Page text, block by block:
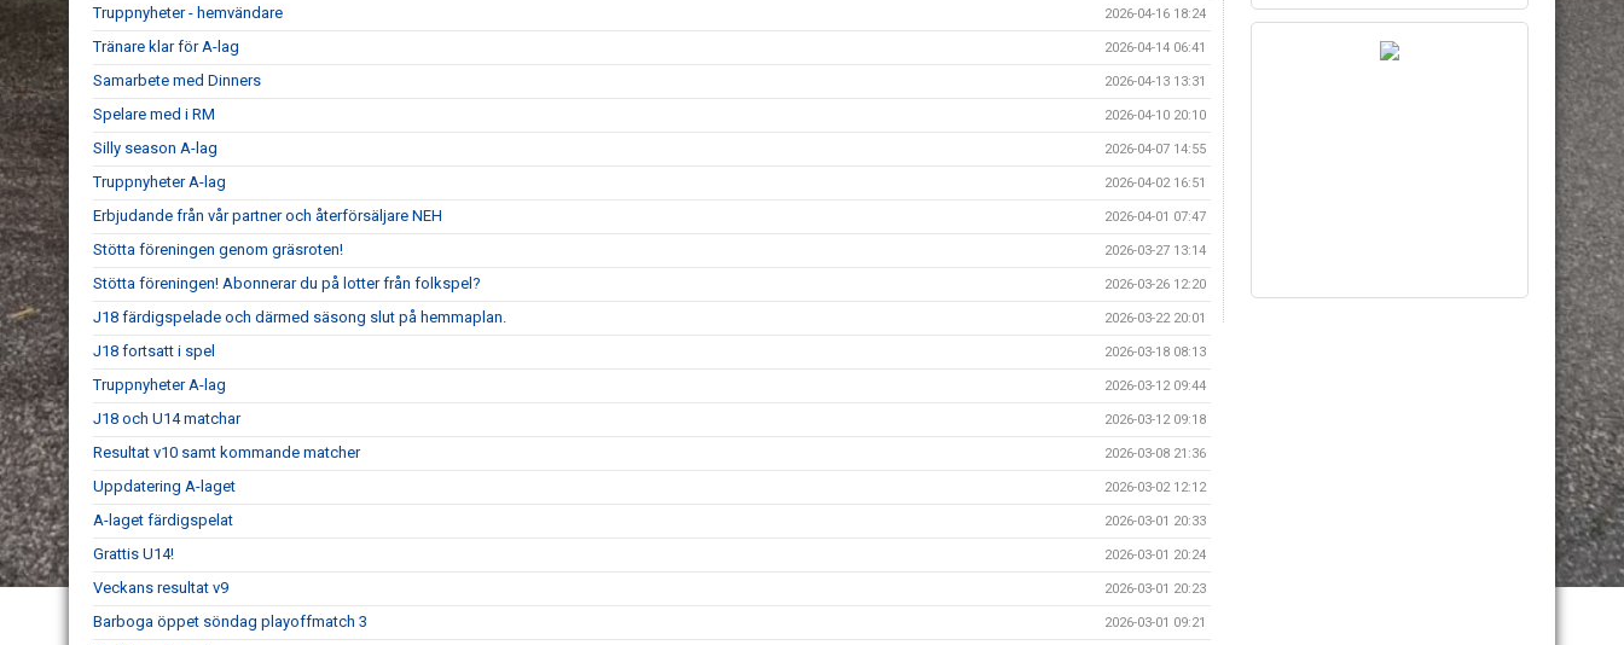
Truppnyheter - hemvändare 2026-04-16 18:24
Tränare klar för A-lag 2026-04-14 06:41
Samarbete med Dinners 2026-04-13 13:31
Spelare med i RM 2026-04-10 20:10
Silly season A-lag 2026-04-07 14:55
Truppnyheter A-lag 2026-04-02 16:51
Erbjudande från vår partner och återförsäljare NEH 2026-04-01 07:47
Stötta föreningen genom gräsroten! 2026-03-27 13:14
Stötta föreningen! Abonnerar du på lotter från folkspel? 2026-03-26 12:20
J18 färdigspelade och därmed säsong slut på hemmaplan. 2026-03-22 20:01
J18 fortsatt i spel 2026-03-18 08:13
Truppnyheter A-lag 2026-03-12 09:44
J18 och U14 matchar 2026-03-12 09:18
Resultat v10 samt kommande matcher 2026-03-08 21:36
Uppdatering A-laget 2026-03-02 12:12
A-laget färdigspelat 2026-03-01 20:33
Grattis U14! 2026-03-01 20:24
Veckans resultat v9 2026-03-01 20:23
Barboga öppet söndag playoffmatch 3 2026-03-01 09:21